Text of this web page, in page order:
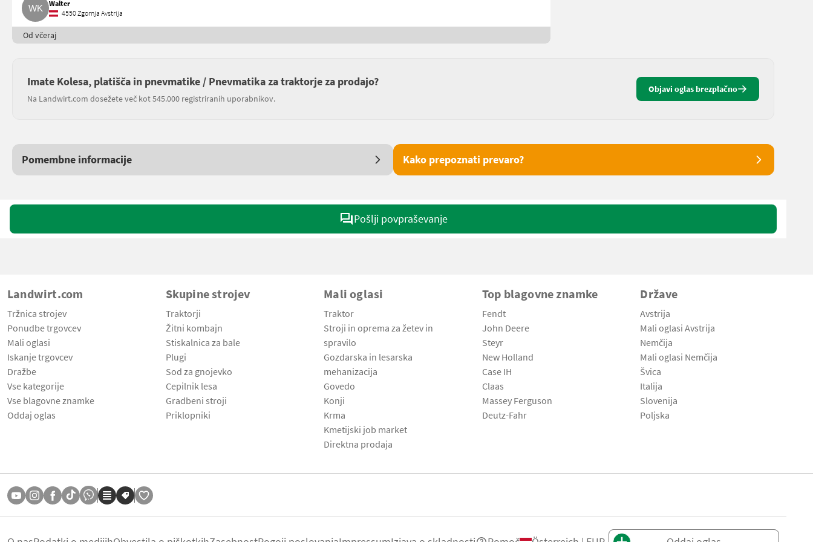
Walter
4550 Zgornja Avstrija
Od včeraj
Imate Kolesa, platišča in pnevmatike / Pnevmatika za traktorje za prodajo?
Na Landwirt.com dosežete več kot 545.000 registriranih uporabnikov.
Objavi oglas brezplačno
Pomembne informacije Kako prepoznati prevaro?
Pošlji povpraševanje
Landwirt.com
Tržnica strojev
Ponudbe trgovcev
Mali oglasi
Iskanje trgovcev
Dražbe
Vse kategorije
Vse blagovne znamke
Oddaj oglas
Skupine strojev
Traktorji
Žitni kombajn
Stiskalnica za bale
Plugi
Sod za gnojevko
Cepilnik lesa
Gradbeni stroji
Priklopniki
Mali oglasi
Traktor
Stroji in oprema za žetev in
spravilo
Gozdarska in lesarska
mehanizacija
Govedo
Konji
Krma
Kmetijski job market
Direktna prodaja
Top blagovne znamke
Fendt
John Deere
Steyr
New Holland
Case IH
Claas
Massey Ferguson
Deutz-Fahr
Države
Avstrija
Mali oglasi Avstrija
Nemčija
Mali oglasi Nemčija
Švica
Italija
Slovenija
Poljska